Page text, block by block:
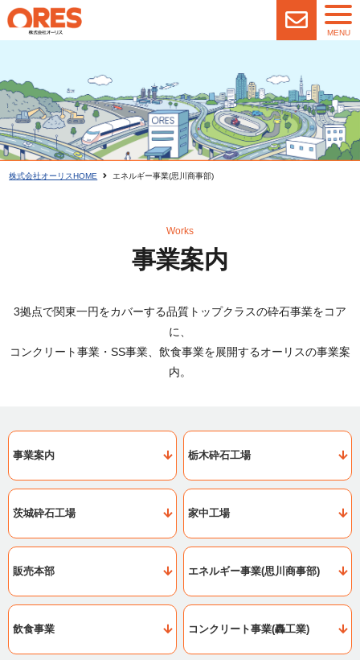
MENU
株式会社オーリスHOME エネルギー事業(思川商事部)
事業案内
Works
3拠点で関東一円をカバーする品質トップクラスの砕石事業をコア
に、
コンクリート事業・SS事業、飲食事業を展開するオーリスの事業案
内。
事業案内 栃木砕石工場
茨城砕石工場 家中工場
販売本部 エネルギー事業(思川商事部)
飲食事業 コンクリート事業(轟工業)